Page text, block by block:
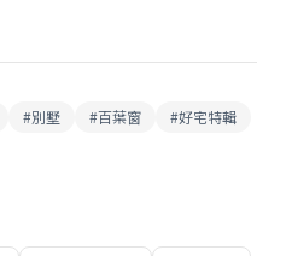
#別墅 #百葉窗 #好宅特輯